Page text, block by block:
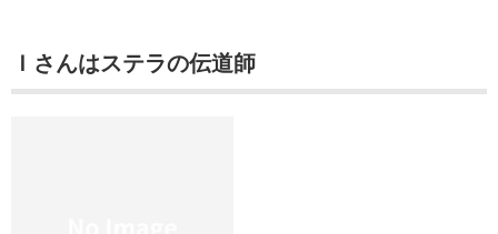
Ｉさんはステラの伝道師